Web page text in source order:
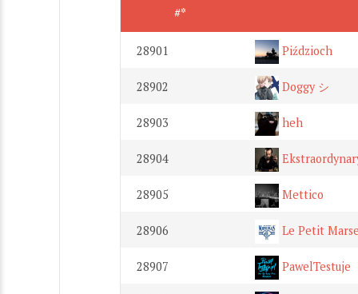
#*
28901 Piździoch
28902 Doggy シ
28903 heh
28904
28905 Mettico
28906 Le Petit
28907 PawelTestuje